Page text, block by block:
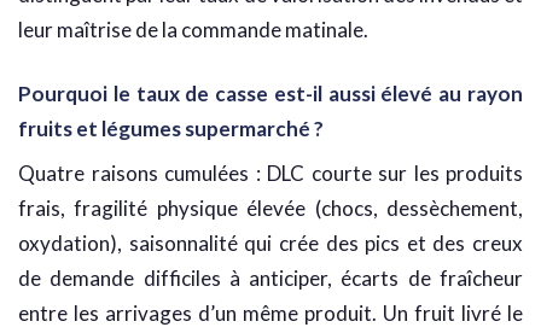
leur maîtrise de la commande matinale.
Pourquoi le taux de casse est-il aussi élevé au rayon
fruits et légumes supermarché ?
Quatre raisons cumulées : DLC courte sur les produits
frais, fragilité physique élevée (chocs, dessèchement,
oxydation), saisonnalité qui crée des pics et des creux
de demande difficiles à anticiper, écarts de fraîcheur
entre les arrivages d’un même produit. Un fruit livré le